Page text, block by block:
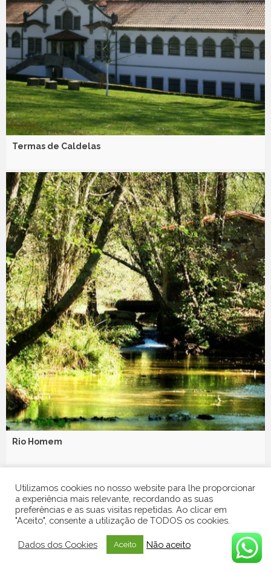
Termas de Caldelas
Rio Homem
Utilizamos cookies no nosso website para lhe proporcionar
a experiência mais relevante, recordando as suas
preferências e as suas visitas repetidas. Ao clicar em
"Aceito", consente a utilização de TODOS os cookies.
Dados dos Cookies Aceito Não aceito